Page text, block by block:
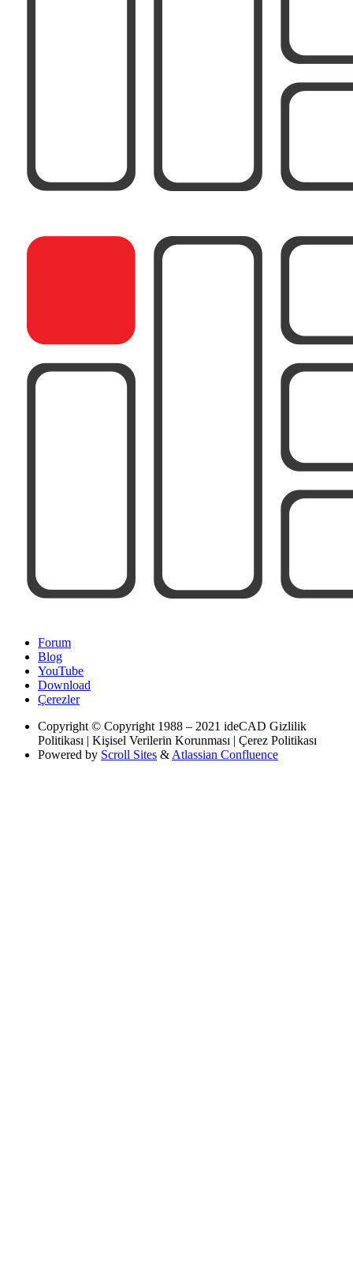
Forum
Blog
YouTube
Download
Çerezler
Copyright © Copyright 1988 – 2021 ideCAD Gizlilik
Politikası | Kişisel Verilerin Korunması | Çerez Politikası
Powered by Scroll Sites & Atlassian Confluence